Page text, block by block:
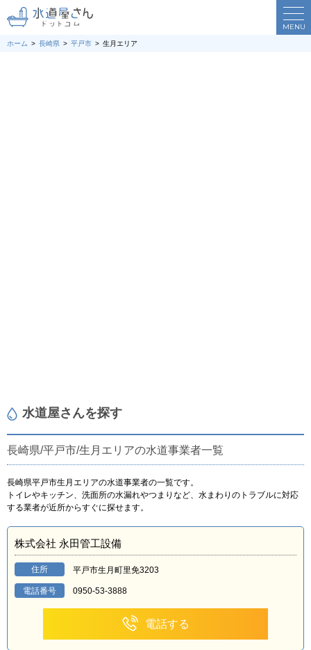
MENU
ホーム 長崎県 平戸市 生月エリア
水道屋さんを探す
長崎県/平戸市/生月エリアの水道事業者一覧
長崎県平戸市生月エリアの水道事業者の一覧です。
トイレやキッチン、洗面所の水漏れやつまりなど、水まわりのトラブルに対応
する業者が近所からすぐに探せます。
株式会社 永田管工設備
住所 平戸市生月町里免3203
電話番号 0950-53-3888
電話する